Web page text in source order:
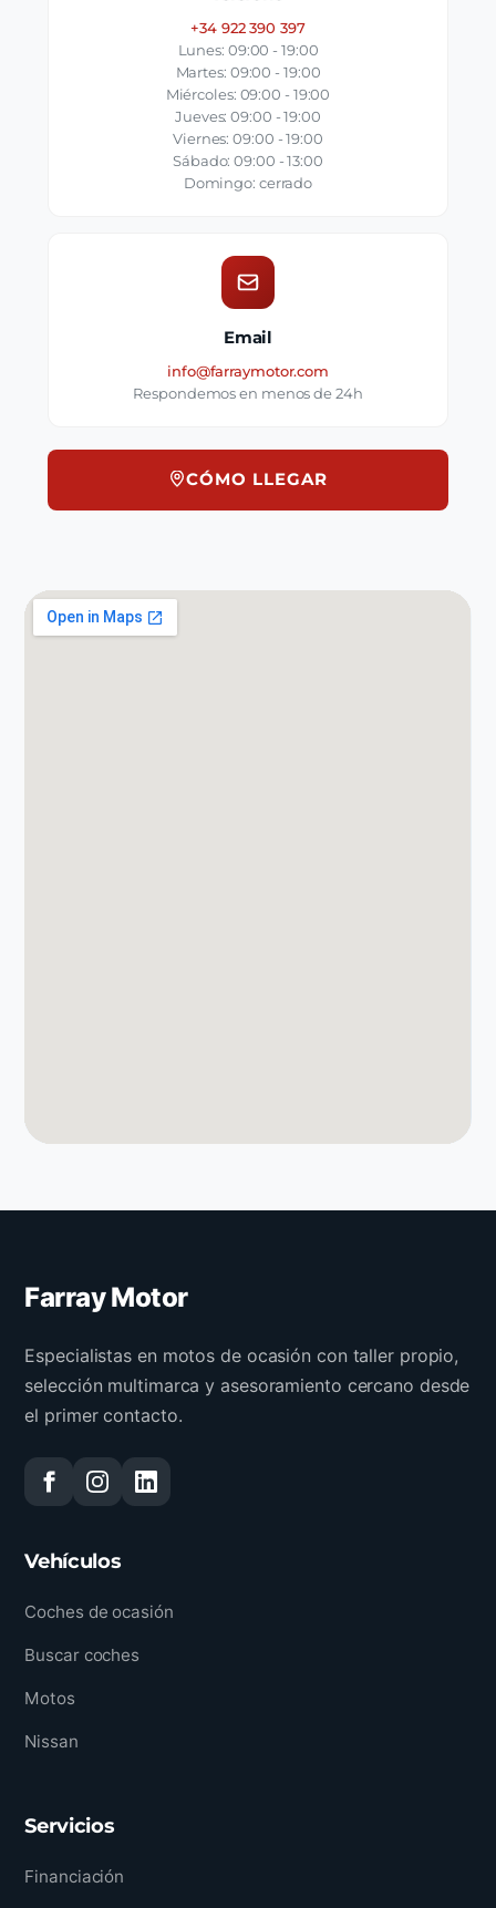
+34 922 390 397
Lunes: 09:00 - 19:00
Martes: 09:00 - 19:00
Miércoles: 09:00 - 19:00
Jueves: 09:00 - 19:00
Viernes: 09:00 - 19:00
Sábado: 09:00 - 13:00
Domingo: cerrado
Email
info@farraymotor.com
Respondemos en menos de 24h
CÓMO LLEGAR
Farray Motor
Especialistas en motos de ocasión con taller propio,
selección multimarca y asesoramiento cercano desde
el primer contacto.
Vehículos
Coches de ocasión
Buscar coches
Motos
Nissan
Servicios
Financiación